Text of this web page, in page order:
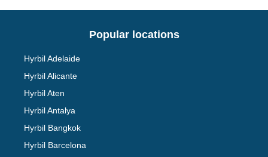
Popular locations
Hyrbil Adelaide
Hyrbil Alicante
Hyrbil Aten
Hyrbil Antalya
Hyrbil Bangkok
Hyrbil Barcelona